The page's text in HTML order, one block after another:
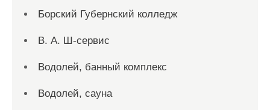
Борский Губернский колледж
В. А. Ш-сервис
Водолей, банный комплекс
Водолей, сауна